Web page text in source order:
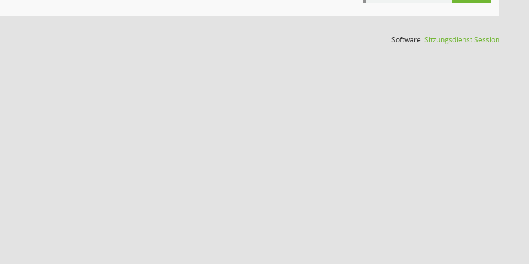
Software:SitzungsdienstSession(Wird in